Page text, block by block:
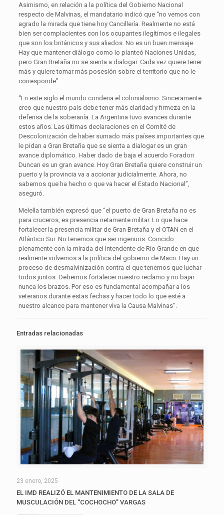
Asimismo, en relación a la política del Gobierno Nacional
respecto de Malvinas, el mandatario indicó que “no vemos con
agrado la mirada que tiene hoy Cancillería. Realmente no está
bien ser complacientes con los ocupantes ilegítimos e ilegales
que son los británicos y sus aliados. No es un buen mensaje.
Hay que mantener diálogo como lo planteó Naciones Unidas,
pero Gran Bretaña no se sienta a dialogar. Cada vez quiere tener
más y quiere tomar más posesión sobre el territorio que no le
corresponde”.
“En este siglo el mundo condena el colonialismo. Sinceramente
creo que nuestro país debe tener más claridad y firmeza en la
defensa de la soberanía. La Argentina tuvo avances durante
estos años. Las últimas declaraciones en el Comité de
Descolonización de haber sumado más países importantes que
le pidan a Gran Bretaña que se sienta a dialogar es un gran
avance diplomático. Haber dado de baja el acuerdo Foradori
Duncan es un gran avance. Hoy Gran Bretaña quiere construir un
puerto y la provincia va a accionar judicialmente. Ahora, no
sabemos que ha hecho o que va hacer el Estado Nacional”,
aseguró.
Melella también expresó que “el puerto de Gran Bretaña no es
para cruceros, es presencia netamente militar. Lo que hace
fortalecer la presencia militar de Gran Bretaña y el OTAN en el
Atlántico Sur. No tenemos que ser ingenuos. Coincido
plenamente con la mirada del Intendente de Río Grande en que
realmente volvemos a la política del gobierno de Macri. Hay un
proceso de desmalvinización contra el que tenemos que luchar
todos juntos. Debemos fortalecer nuestro reclamo y no bajar
nunca los brazos. Por eso es fundamental acompañar a los
veteranos durante estas fechas y hacer todo lo que esté a
nuestro alcance para mantener viva la Causa Malvinas”.
Entradas relacionadas
23 enero, 2025
EL IMD REALIZÓ EL MANTENIMIENTO DE LA SALA DE
MUSCULACIÓN DEL “COCHOCHO” VARGAS